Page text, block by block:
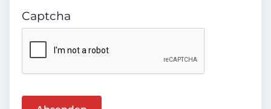
Farbe (Hersteller)
METEOR GREY
Captcha